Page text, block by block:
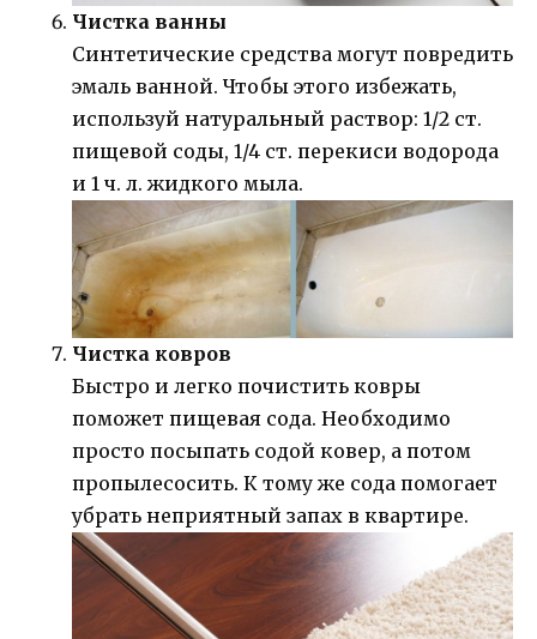
Чистка ванны
Синтетические средства могут повредить
эмаль ванной. Чтобы этого избежать,
используй натуральный раствор: 1/2 ст.
пищевой соды, 1/4 ст. перекиси водорода
и 1 ч. л. жидкого мыла.
Чистка ковров
Быстро и легко почистить ковры
поможет пищевая сода. Необходимо
просто посыпать содой ковер, а потом
пропылесосить. К тому же сода помогает
убрать неприятный запах в квартире.